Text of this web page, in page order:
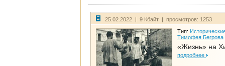
25.02.2022 | 9 Кбайт | просмотров: 1253
Тип:
Тимофея Бегрова
«Жизнь» на
подробнее